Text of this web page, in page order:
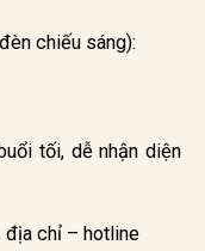
chiếu sáng):
tối, dễ nhận diện
địa chỉ – hotline